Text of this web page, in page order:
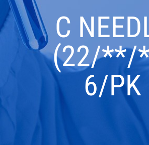
C
(22/**/
6/PK